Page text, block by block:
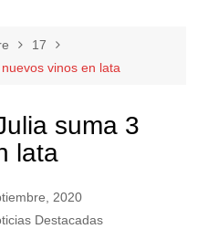
17
vinos en lata
suma 3
lata
2020
Destacadas